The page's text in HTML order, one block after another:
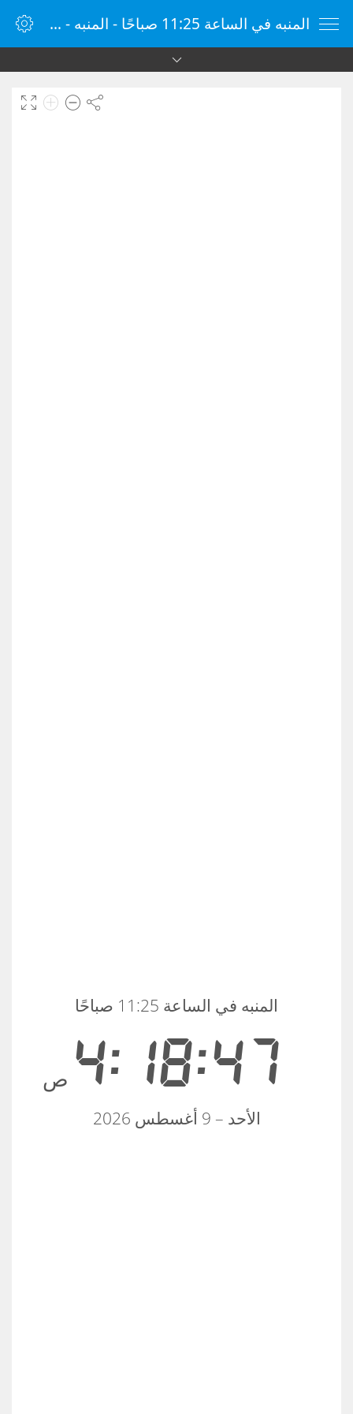
المنبه في الساعة 11:25 صباحًا - المنبه - ساعة منبه الإنترنت
4:18:47 ص
المنبه في الساعة 11:25 صباحًا
الأحد – 9 أغسطس 2026